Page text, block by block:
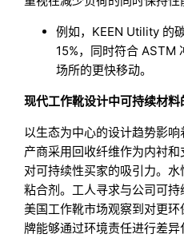
例如，KEEN Utility 的
15%，同时符合 ASTM
场所的更快移动。
现代工作靴设计中可持续材料
以生态为中心的设计趋势影
产商采用回收纤维作为内衬
对可持续性买家的吸引力。
粘合剂。工人寻求与公司可持
美国工作靴市场观察到对更
牌能够通过环境责任进行差